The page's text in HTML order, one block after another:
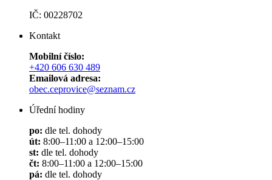
IČ: 00228702
Kontakt
Mobilní číslo:
+420 606 630 489
Emailová adresa:
obec.ceprovice@seznam.cz
Úřední hodiny
po: dle tel. dohody
út: 8:00–11:00 a 12:00–15:00
st: dle tel. dohody
čt: 8:00–11:00 a 12:00–15:00
pá: dle tel. dohody